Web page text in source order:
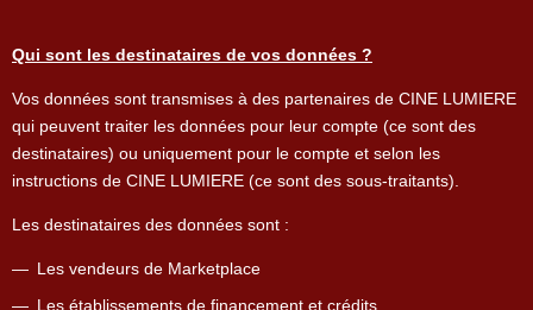
Qui sont les destinataires de vos données ?
Vos données sont transmises à des partenaires de CINE LUMIERE
qui peuvent traiter les données pour leur compte (ce sont des
destinataires) ou uniquement pour le compte et selon les
instructions de CINE LUMIERE (ce sont des sous-traitants).
Les destinataires des données sont :
Les vendeurs de Marketplace
Les établissements de financement et crédits